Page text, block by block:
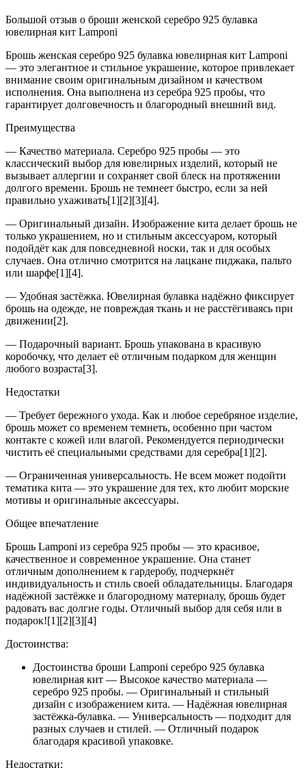
Большой отзыв о броши женской серебро 925 булавка
ювелирная кит Lamponi
Брошь женская серебро 925 булавка ювелирная кит Lamponi
— это элегантное и стильное украшение, которое привлекает
внимание своим оригинальным дизайном и качеством
исполнения. Она выполнена из серебра 925 пробы, что
гарантирует долговечность и благородный внешний вид.
Преимущества
— Качество материала. Серебро 925 пробы — это
классический выбор для ювелирных изделий, который не
вызывает аллергии и сохраняет свой блеск на протяжении
долгого времени. Брошь не темнеет быстро, если за ней
правильно ухаживать[1][2][3][4].
— Оригинальный дизайн. Изображение кита делает брошь не
только украшением, но и стильным аксессуаром, который
подойдёт как для повседневной носки, так и для особых
случаев. Она отлично смотрится на лацкане пиджака, пальто
или шарфе[1][4].
— Удобная застёжка. Ювелирная булавка надёжно фиксирует
брошь на одежде, не повреждая ткань и не расстёгиваясь при
движении[2].
— Подарочный вариант. Брошь упакована в красивую
коробочку, что делает её отличным подарком для женщин
любого возраста[3].
Недостатки
— Требует бережного ухода. Как и любое серебряное изделие,
брошь может со временем темнеть, особенно при частом
контакте с кожей или влагой. Рекомендуется периодически
чистить её специальными средствами для серебра[1][2].
— Ограниченная универсальность. Не всем может подойти
тематика кита — это украшение для тех, кто любит морские
мотивы и оригинальные аксессуары.
Общее впечатление
Брошь Lamponi из серебра 925 пробы — это красивое,
качественное и современное украшение. Она станет
отличным дополнением к гардеробу, подчеркнёт
индивидуальность и стиль своей обладательницы. Благодаря
надёжной застёжке и благородному материалу, брошь будет
радовать вас долгие годы. Отличный выбор для себя или в
подарок![1][2][3][4]
Достоинства:
Достоинства броши Lamponi серебро 925 булавка
ювелирная кит — Высокое качество материала —
серебро 925 пробы. — Оригинальный и стильный
дизайн с изображением кита. — Надёжная ювелирная
застёжка-булавка. — Универсальность — подходит для
разных случаев и стилей. — Отличный подарок
благодаря красивой упаковке.
Недостатки: